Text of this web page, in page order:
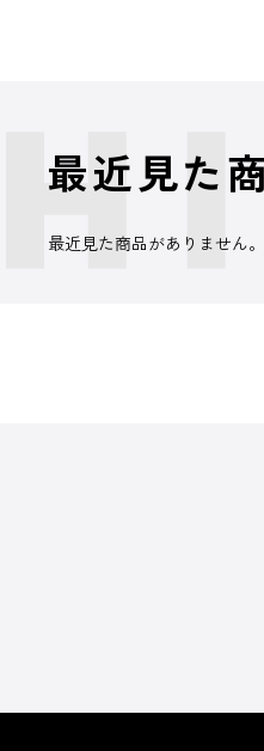
最近見た
最近見た商品がありません。